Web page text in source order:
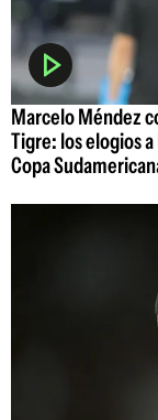
Marcelo Méndez
Tigre: los elogios
Copa